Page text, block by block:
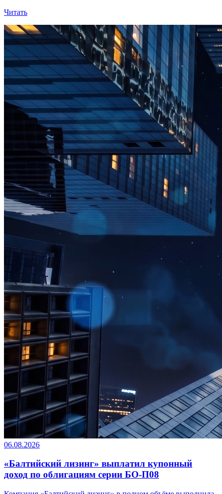
Читать
06.08.2026
«Балтийский лизинг» выплатил купонный
доход по облигациям серии БО-П08